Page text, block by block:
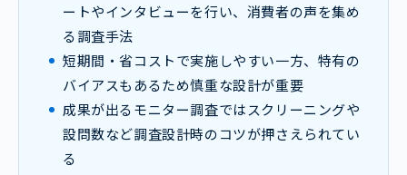
ートやインタビューを行い、消費者の声を集め
る調査手法
短期間・省コストで実施しやすい一方、特有の
バイアスもあるため慎重な設計が重要
成果が出るモニター調査ではスクリーニングや
設問数など調査設計時のコツが押さえられてい
る